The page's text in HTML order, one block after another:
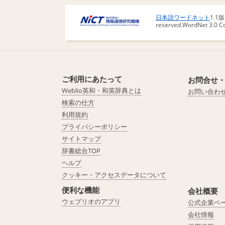
日本語ワードネット 1.1
reserved.WordNet 3.0
ご利用にあたって
Weblio英和・和英辞典とは
検索の仕方
利用規約
プライバシーポリシー
サイトマップ
辞書総合TOP
ヘルプ
クッキー・アクセスデータについて
便利な機能
ウェブリオのアプリ
お問合せ
お問い合わ
会社概要
公式企業ペ
会社情報